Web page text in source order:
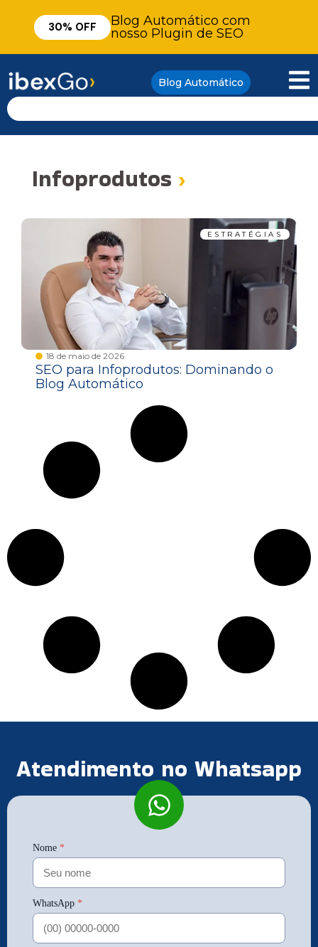
30% OFF
Blog Automático com
nosso Plugin de SEO
Blog Automático
Infoprodutos ›
ESTRATÉGIAS
18 de maio de 2026
SEO para Infoprodutos: Dominando o
Blog Automático
Atendimento no Whatsapp